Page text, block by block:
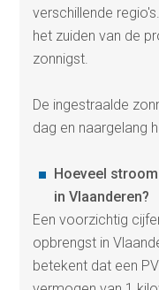
verschillende
het zuiden van de
zonnigst.
De ingestraalde
dag en naargelang
Hoeveel
in Vlaanderen?
Een voorzichtig
opbrengst in
betekent dat een